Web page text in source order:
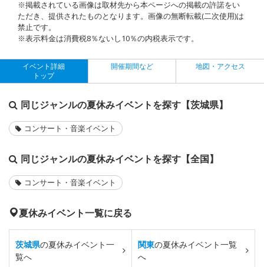
※掲載されている画像は取材先から本ページへの掲載の許諾をい
ただき、提供されたものとなります。画像の無断転載(二次使用)は
禁止です。
※表示料金は消費税8％ないし10％の内税表示です。
イベント詳細
トップ
開催期間など 地図・アクセス
同じジャンルの夏休みイベントを探す【茨城県】
コンサート・音楽イベント
同じジャンルの夏休みイベントを探す【全国】
コンサート・音楽イベント
夏休みイベント一覧に戻る
茨城県の夏休みイベント一
覧へ
関東の夏休みイベント一覧
へ